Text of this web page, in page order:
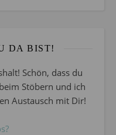
DA BIST!
Schön, dass du
Stöbern und ich
Austausch mit Dir!